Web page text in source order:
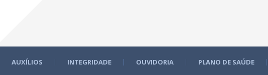
AUXÍLIOS INTEGRIDADE OUVIDORIA PLANO DE SAÚDE